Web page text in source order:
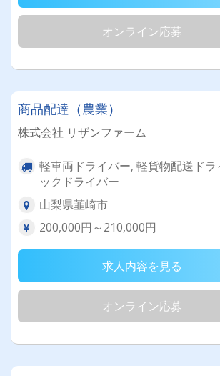
オンライン応募
商品配達（農業）
株式会社 リザンファーム
軽車両ドライバー, 軽貨物配送ドラ
ックドライバー
山梨県韮崎市
200,000円～210,000円
求人内容を見る
オンライン応募